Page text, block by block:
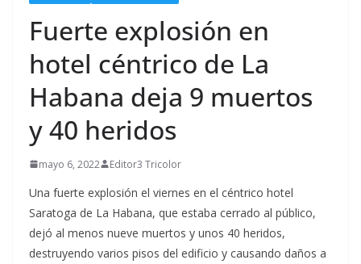
Fuerte explosión en
hotel céntrico de La
Habana deja 9 muertos
y 40 heridos
mayo 6, 2022 Editor3 Tricolor
Una fuerte explosión el viernes en el céntrico hotel
Saratoga de La Habana, que estaba cerrado al público,
dejó al menos nueve muertos y unos 40 heridos,
destruyendo varios pisos del edificio y causando daños a